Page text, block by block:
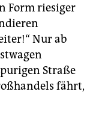
Form riesiger
Nur ab
Straße
fährt,